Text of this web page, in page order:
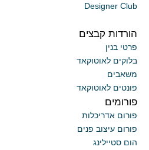
Designer Club
הורדות קבצים
פרטי בנין
בלוקים לאוטוקאד
משאבים
פונטים לאוטוקאד
פורומים
פורום אדריכלות
פורום עיצוב פנים
הום סטיילינג